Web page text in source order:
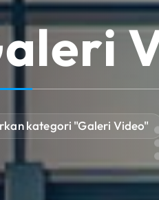
kategori "Galeri Video"